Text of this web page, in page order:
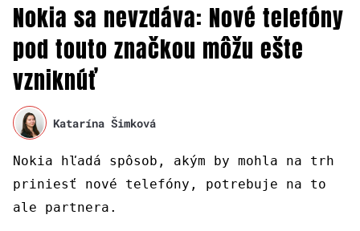
Nokia sa nevzdáva: Nové telefóny
pod touto značkou môžu ešte
vzniknúť
Katarína Šimková
Nokia hľadá spôsob, akým by mohla na trh
priniesť nové telefóny, potrebuje na to
ale partnera.